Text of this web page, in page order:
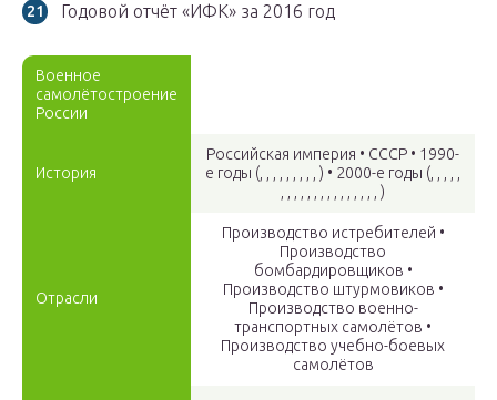
Годовой отчёт «ИФК» за 2016 год
Военное
самолётостроение
России
История
Российская империя • СССР • 1990-
е годы (
) • 2000-е годы (
)
Отрасли
Производство истребителей •
Производство
бомбардировщиков •
Производство штурмовиков •
Производство военно-
транспортных самолётов •
Производство учебно-боевых
самолётов